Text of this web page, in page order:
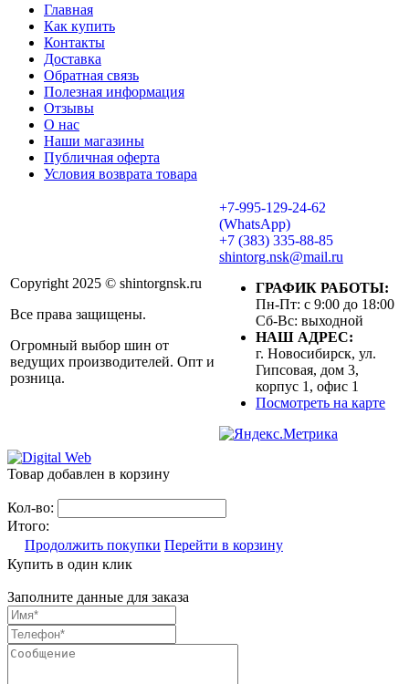
Главная
Как купить
Контакты
Доставка
Обратная связь
Полезная информация
Отзывы
О нас
Наши магазины
Публичная оферта
Условия возврата товара
Copyright 2025 © shintorgnsk.ru
Все права защищены.
Огромный выбор шин от
ведущих производителей. Опт и
розница.
+7-995-129-24-62
(WhatsApp)
+7 (383) 335-88-85
shintorg.nsk@mail.ru
ГРАФИК РАБОТЫ:
Пн-Пт: с 9:00 до 18:00
Сб-Вс: выходной
НАШ АДРЕС:
г. Новосибирск, ул.
Гипсовая, дом 3,
корпус 1, офис 1
Посмотреть на карте
Товар добавлен в корзину
Кол-во:
Итого:
Продолжить покупки Перейти в корзину
Купить в один клик
Заполните данные для заказа